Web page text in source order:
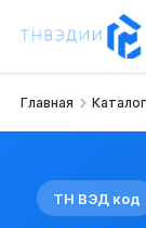
Код ТН
Мясо и пищевые
Мясо крупного
Мясо крупного
НДС:10 %
Базовая
Главная Каталог
ТН ВЭД код